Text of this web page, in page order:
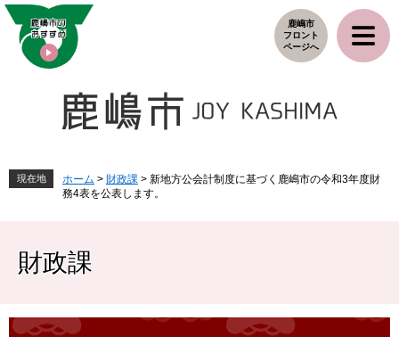
ペ
メ
鹿嶋市
フロント
ページへ
現在地 ホーム > 財政課 > 新地方公会計制度に基づく鹿嶋市の令和3年度財
務4表を公表します。
財政課
本